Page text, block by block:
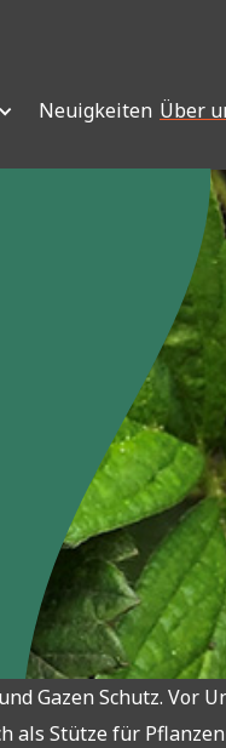
Neuigkeiten Über
Gazen Schutz.
als Stütze für